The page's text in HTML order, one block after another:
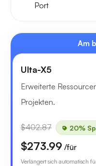
Port
Am
Ulta-X5
Erweiterte
Projekten.
$402.87 20%
$273.99 /für
Verlängert sich automatisch